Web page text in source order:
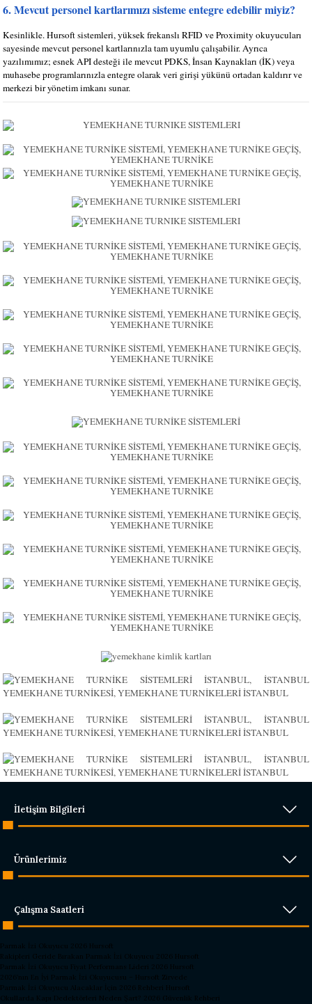
6. Mevcut personel kartlarımızı sisteme entegre edebilir miyiz?
Kesinlikle. Hursoft sistemleri, yüksek frekanslı RFID ve Proximity okuyucuları
sayesinde mevcut personel kartlarınızla tam uyumlu çalışabilir. Ayrıca
yazılımımız; esnek API desteği ile mevcut PDKS, İnsan Kaynakları (İK) veya
muhasebe programlarınızla entegre olarak veri girişi yükünü ortadan kaldırır ve
merkezi bir yönetim imkanı sunar.
İletişim Bilgileri
Ürünlerimiz
Çalışma Saatleri
Parmak İzi Okuyucu 2026 Hursoft
Rakipleri Geride Bırakan Parmak İzi Okuyucu 2026 Hursoft
Parmak İzi Okuyucu Fiyat Performans Lideri 2026 Hursoft
2026’nın En İyi Parmak İzi Okuyucusu – Hursoft Zirvede
Parmak İzi Okuyucu Alacaklar İçin 2026 Rehberi Hursoft
Okullarda Kapı Dedektörleri Neden Şart? 2026 Güvenlik Rehberi